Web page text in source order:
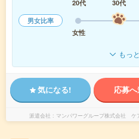
20代
30代
男女比率
女性
もっ
気になる! 応募
派遣会社 マンパワーグループ株式会社 ケ